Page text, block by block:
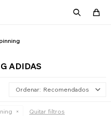
ADIDAS
Recomendados
Quitar filtros